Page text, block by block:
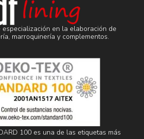
especialización en la elaboración de
marroquinería y complementos.
100 es una de las etiquetas más